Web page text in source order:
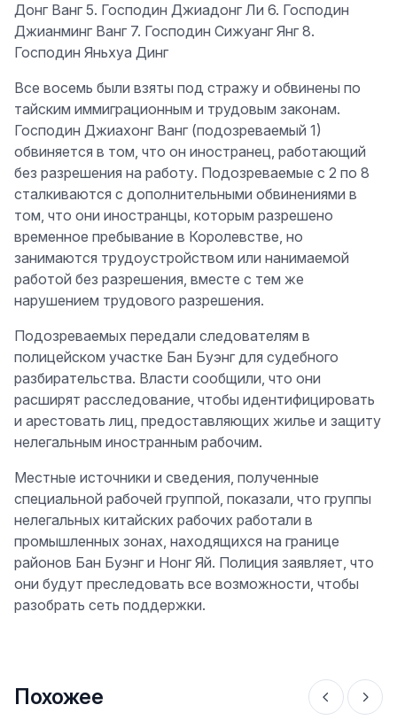
Донг Ванг 5. Господин Джиадонг Ли 6. Господин
Джианминг Ванг 7. Господин Сижуанг Янг 8.
Господин Яньхуа Динг
Все восемь были взяты под стражу и обвинены по
тайским иммиграционным и трудовым законам.
Господин Джиахонг Ванг (подозреваемый 1)
обвиняется в том, что он иностранец, работающий
без разрешения на работу. Подозреваемые с 2 по 8
сталкиваются с дополнительными обвинениями в
том, что они иностранцы, которым разрешено
временное пребывание в Королевстве, но
занимаются трудоустройством или нанимаемой
работой без разрешения, вместе с тем же
нарушением трудового разрешения.
Подозреваемых передали следователям в
полицейском участке Бан Буэнг для судебного
разбирательства. Власти сообщили, что они
расширят расследование, чтобы идентифицировать
и арестовать лиц, предоставляющих жилье и защиту
нелегальным иностранным рабочим.
Местные источники и сведения, полученные
специальной рабочей группой, показали, что группы
нелегальных китайских рабочих работали в
промышленных зонах, находящихся на границе
районов Бан Буэнг и Нонг Яй. Полиция заявляет, что
они будут преследовать все возможности, чтобы
разобрать сеть поддержки.
Похожее